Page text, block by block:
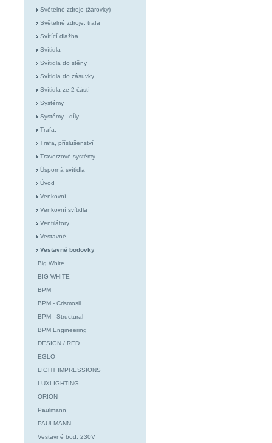
Světelné zdroje (žárovky)
Světelné zdroje, trafa
Svítící dlažba
Svítidla
Svítidla do stěny
Svítidla do zásuvky
Svítidla ze 2 částí
Systémy
Systémy - díly
Trafa,
Trafa, příslušenství
Traverzové systémy
Úsporná svítidla
Úvod
Venkovní
Venkovní svítidla
Ventilátory
Vestavné
Vestavné bodovky
Big White
BIG WHITE
BPM
BPM - Crismosil
BPM - Structural
BPM Engineering
DESIGN / RED
EGLO
LIGHT IMPRESSIONS
LUXLIGHTING
ORION
Paulmann
PAULMANN
Vestavné bod. 230V